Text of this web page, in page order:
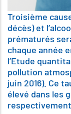
Troisième
décès) et
prématurés
chaque année
l’Etude
pollution
juin 2016). Ce
élevé dans les
respectivement